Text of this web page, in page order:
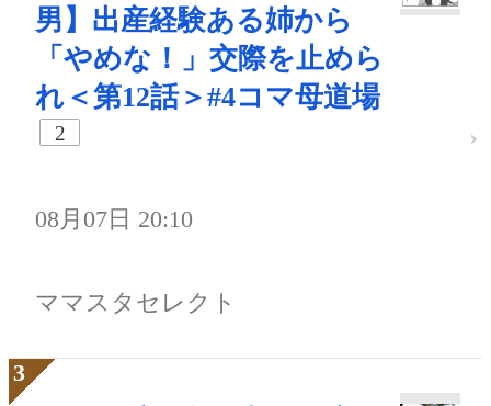
男】出産経験ある姉から
「やめな！」交際を止めら
れ＜第12話＞#4コマ母道場
2
08月07日 20:10
ママスタセレクト